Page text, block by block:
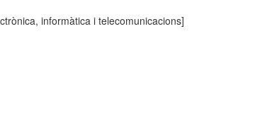
informàtica i telecomunicacions]